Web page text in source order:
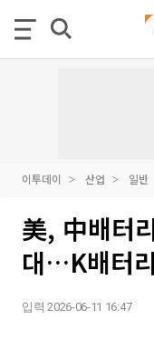
이투데이 산업 일반
美, 中배터
대…K배터
입력 2026-06-11 16:47